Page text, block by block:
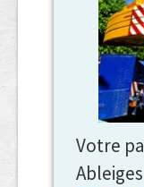
Votre
Ableiges